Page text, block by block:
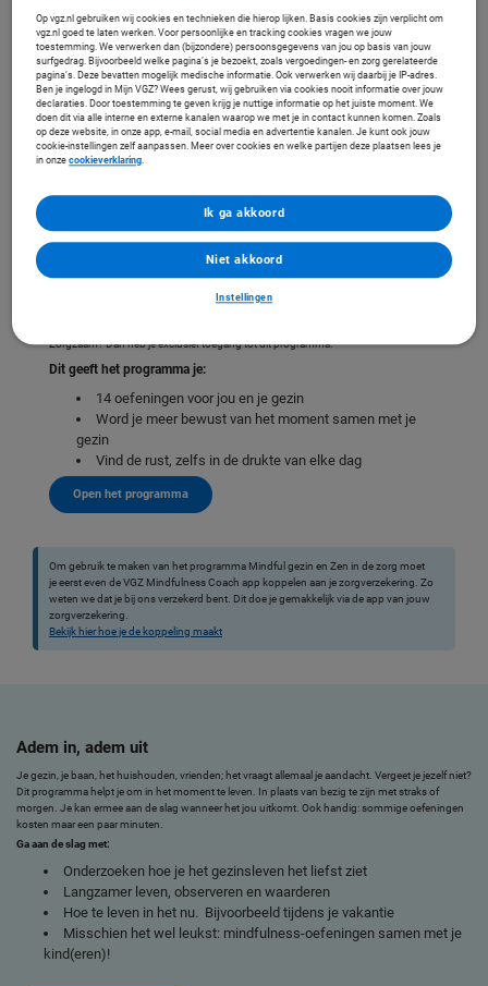
Speciaal voor onze verzekerden
Zorgzaam? Dan heb je exclusief toegang tot dit programma.
Dit geeft het programma je:
14 oefeningen voor jou en je gezin
Word je meer bewust van het moment samen met je
gezin
Vind de rust, zelfs in de drukte van elke dag
Open het programma
Om gebruik te maken van het programma Mindful gezin en Zen in de zorg moet
je eerst even de VGZ Mindfulness Coach app koppelen aan je zorgverzekering. Zo
weten we dat je bij ons verzekerd bent. Dit doe je gemakkelijk via de app van jouw
zorgverzekering.
Bekijk hier hoe je de koppeling maakt
Adem in, adem uit
Je gezin, je baan, het huishouden, vrienden; het vraagt allemaal je aandacht. Vergeet je jezelf niet?
Dit programma helpt je om in het moment te leven. In plaats van bezig te zijn met straks of
morgen. Je kan ermee aan de slag wanneer het jou uitkomt. Ook handig: sommige oefeningen
kosten maar een paar minuten.
Ga aan de slag met:
Onderzoeken hoe je het gezinsleven het liefst ziet
Langzamer leven, observeren en waarderen
Hoe te leven in het nu. Bijvoorbeeld tijdens je vakantie
Misschien het wel leukst: mindfulness-oefeningen samen met je
kind(eren)!
Op vgz.nl gebruiken wij cookies en technieken die hierop lijken. Basis cookies zijn verplicht om
vgz.nl goed te laten werken. Voor persoonlijke en tracking cookies vragen we jouw
toestemming. We verwerken dan (bijzondere) persoonsgegevens van jou op basis van jouw
surfgedrag. Bijvoorbeeld welke pagina’s je bezoekt, zoals vergoedingen- en zorg gerelateerde
pagina’s. Deze bevatten mogelijk medische informatie. Ook verwerken wij daarbij je IP-adres.
Ben je ingelogd in Mijn VGZ? Wees gerust, wij gebruiken via cookies nooit informatie over jouw
declaraties. Door toestemming te geven krijg je nuttige informatie op het juiste moment. We
doen dit via alle interne en externe kanalen waarop we met je in contact kunnen komen. Zoals
op deze website, in onze app, e-mail, social media en advertentie kanalen. Je kunt ook jouw
cookie-instellingen zelf aanpassen. Meer over cookies en welke partijen deze plaatsen lees je
in onzecookieverklaring.
Instellingen
Niet akkoord
Ik ga akkoord